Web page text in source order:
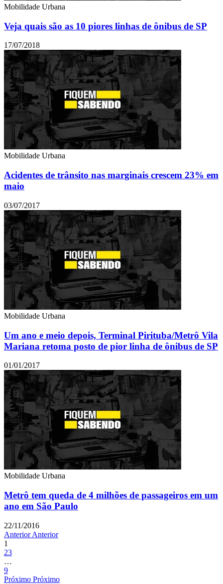
Mobilidade Urbana
Veja quais são as 10 piores linhas de ônibus de SP
17/07/2018
Mobilidade Urbana
Acidentes de trânsito nas marginais crescem 23% em
maio
03/07/2017
Mobilidade Urbana
Um ano e meio depois, Terminal Pirituba/Metrô Vila
Mariana retoma posto de pior linha de ônibus de SP
01/01/2017
Mobilidade Urbana
Metrô tem queda de 4 milhões de passageiros em um
ano em São Paulo
22/11/2016
AnteriorAnterior
1
23
…
9
Próximo Próximo